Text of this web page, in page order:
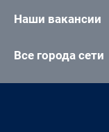
Наши вакансии
Все города сети